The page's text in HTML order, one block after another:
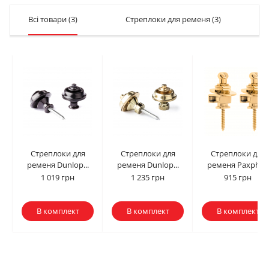
Всі товари(3) Стреплоки для ременя (3)
Стреплоки для
ременя Dunlop...
1 019 грн
В комплект
Стреплоки для
ременя Dunlop...
1 235 грн
В комплект
Стреплоки для
ременя Paxphil...
915 грн
В комплект